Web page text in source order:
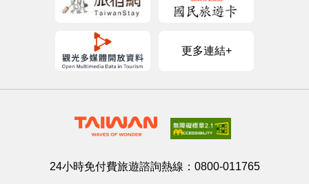
更多連結+
24小時免付費旅遊諮詢熱線： 0800-011765